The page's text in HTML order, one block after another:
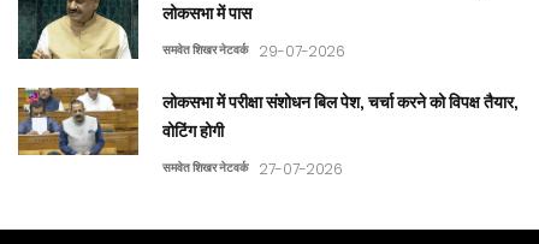
लोकसभा में पास
समवेत शिखर नेटवर्क 29-07-2026
लोकसभा में परीक्षा संशोधन बिल पेश, चर्चा करने को विपक्ष तैयार,
वोटिंग होगी
समवेत शिखर नेटवर्क 27-07-2026